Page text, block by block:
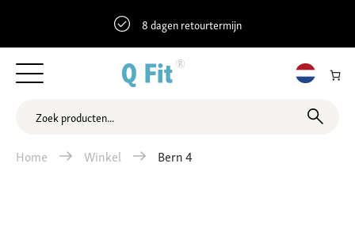
8 dagen retourtermijn
Home Winkel Bern 4